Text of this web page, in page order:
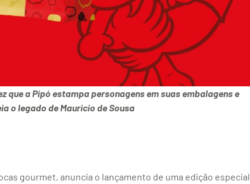
que a Pipó estampa personagens em suas embalagens e
o legado de Mauricio de Sousa
gourmet, anuncia o lançamento de uma edição especial